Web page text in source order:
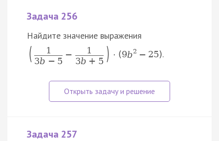
Задача 256
Найдите значение выражения
(
1
3b − 5
−
1
3b + 5 ) ⋅ (9b2 − 25).
Задача 257